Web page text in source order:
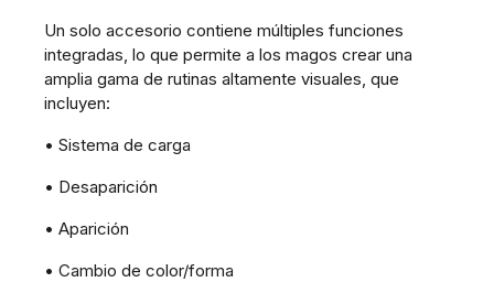
Un solo accesorio contiene múltiples funciones
integradas, lo que permite a los magos crear una
amplia gama de rutinas altamente visuales, que
incluyen:
• Sistema de carga
• Desaparición
• Aparición
• Cambio de color/forma